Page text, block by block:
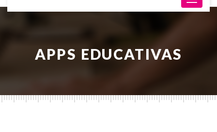
APPS EDUCATIVAS